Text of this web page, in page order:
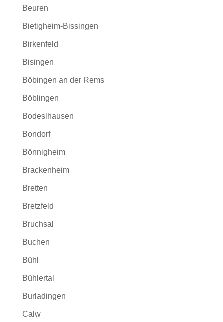
Beuren
Bietigheim-Bissingen
Birkenfeld
Bisingen
Böbingen an der Rems
Böblingen
Bodeslhausen
Bondorf
Bönnigheim
Brackenheim
Bretten
Bretzfeld
Bruchsal
Buchen
Bühl
Bühlertal
Burladingen
Calw